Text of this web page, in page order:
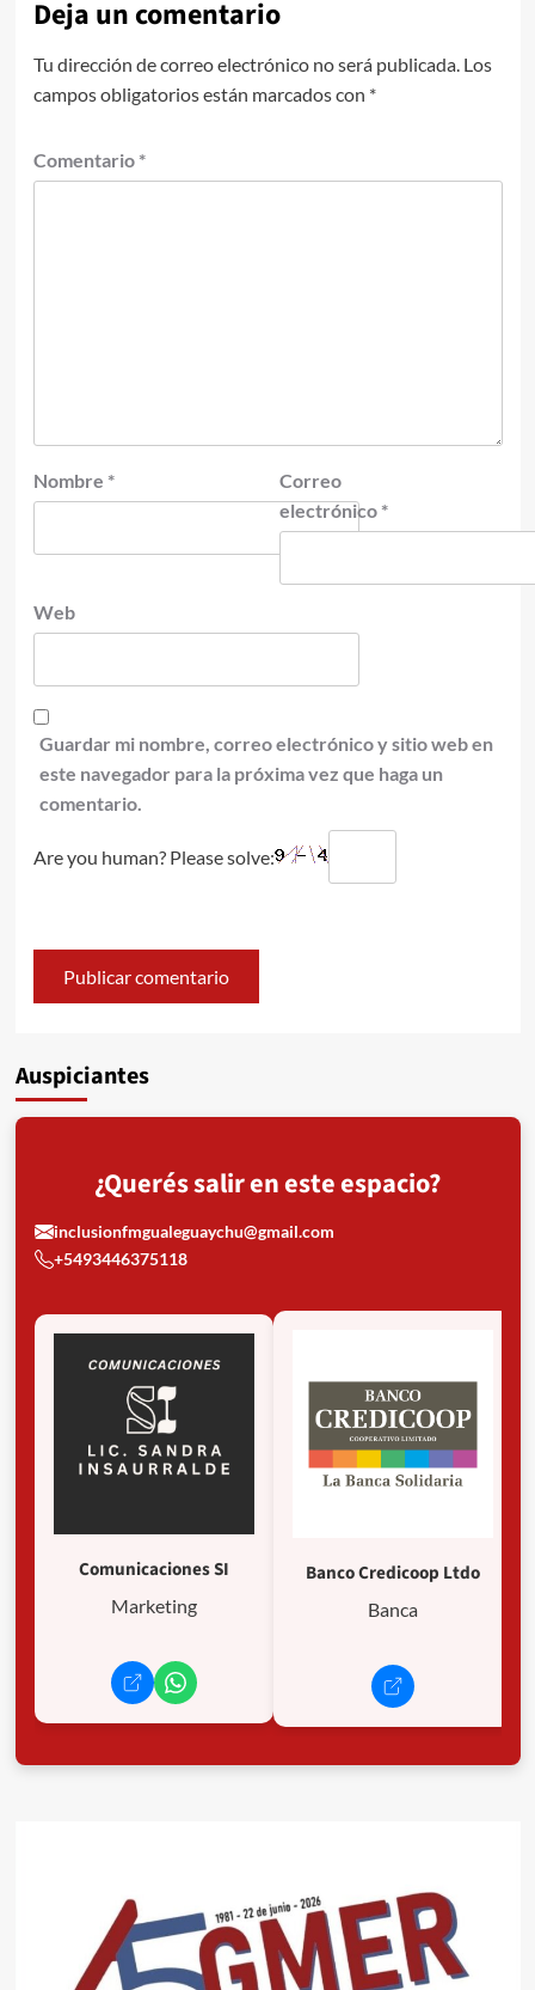
Deja un comentario
Tu dirección de correo electrónico no será publicada. Los
campos obligatorios están marcados con *
Comentario *
Nombre *
Correo
electrónico *
Web
Guardar mi nombre, correo electrónico y sitio web en
este navegador para la próxima vez que haga un
comentario.
Are you human? Please solve:
Auspiciantes
¿Querés salir en este espacio?
inclusionfmgualeguaychu@gmail.com
+5493446375118
Comunicaciones SI
Marketing
Banco Credicoop Ltdo
Banca